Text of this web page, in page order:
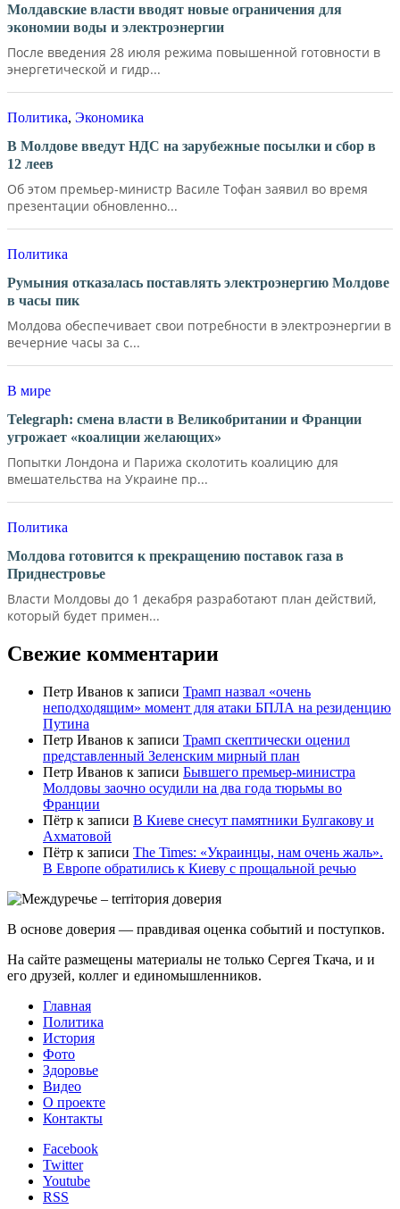
Молдавские власти вводят новые ограничения для
экономии воды и электроэнергии
После введения 28 июля режима повышенной готовности в
энергетической и гидр...
Политика, Экономика
В Молдове введут НДС на зарубежные посылки и сбор в
12 леев
Об этом премьер-министр Василе Тофан заявил во время
презентации обновленно...
Политика
Румыния отказалась поставлять электроэнергию Молдове
в часы пик
Молдова обеспечивает свои потребности в электроэнергии в
вечерние часы за с...
В мире
Telegraph: смена власти в Великобритании и Франции
угрожает «коалиции желающих»
Попытки Лондона и Парижа сколотить коалицию для
вмешательства на Украине пр...
Политика
Молдова готовится к прекращению поставок газа в
Приднестровье
Власти Молдовы до 1 декабря разработают план действий,
который будет примен...
Свежие комментарии
Петр Иванов к записи Трамп назвал «очень
неподходящим» момент для атаки БПЛА на резиденцию
Путина
Петр Иванов к записи Трамп скептически оценил
представленный Зеленским мирный план
Петр Иванов к записи Бывшего премьер-министра
Молдовы заочно осудили на два года тюрьмы во
Франции
Пётр к записи В Киеве снесут памятники Булгакову и
Ахматовой
Пётр к записи Тhe Times: «Украинцы, нам очень жаль».
В Европе обратились к Киеву с прощальной речью
В основе доверия — правдивая оценка событий и поступков.
На сайте размещены материалы не только Сергея Ткача, и и
его друзей, коллег и единомышленников.
Главная
Политика
История
Фото
Здоровье
Видео
О проекте
Контакты
Facebook
Twitter
Youtube
RSS